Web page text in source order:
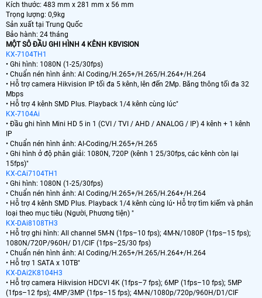
Kích thước: 483 mm x 281 mm x 56 mm
Trọng lượng: 0,9kg
Sản xuất tại Trung Quốc
Bảo hành: 24 tháng
MỘT SÔ ĐẦU GHI HÌNH 4 KÊNH KBVISION
KX-7104TH1
• Ghi hình: 1080N (1-25/30fps)
• Chuẩn nén hình ảnh: AI Coding/H.265+/H.265/H.264+/H.264
• Hỗ trợ camera Hikvision IP tối đa 5 kênh, lên đến 2Mp. Băng thông tối đa 32
Mbps
• Hỗ trợ 4 kênh SMD Plus. Playback 1/4 kênh cùng lúc"
KX-7104Ai
• Đầu ghi hình Mini HD 5 in 1 (CVI / TVI / AHD / ANALOG / IP) 4 kênh + 1 kênh
IP
• Chuẩn nén hình ảnh: AI-Coding/H.265+/H.265
• Ghi hình ở độ phân giải: 1080N, 720P (kênh 1 25/30fps, các kênh còn lại
15fps)"
KX-CAi7104TH1
• Ghi hình: 1080N (1-25/30fps)
• Chuẩn nén hình ảnh: AI Coding/H.265+/H.265/H.264+/H.264
• Hỗ trợ 4 kênh SMD Plus. Playback 1/4 kênh cùng lú• Hỗ trợ tìm kiếm và phân
loại theo mục tiêu (Người, Phương tiện) "
KX-DAi8108TH3
• Hỗ trợ ghi hình: All channel 5M-N (1fps–10 fps); 4M-N/1080P (1fps–15 fps);
1080N/720P/960H/ D1/CIF (1fps–25/30 fps)
• Chuẩn nén hình ảnh: AI Coding/H.265+/H.265/H.264+/H.264
• Hỗ trợ 1 SATA x 10TB"
KX-DAi2K8104H3
• Hỗ trợ camera Hikvision HDCVI 4K (1fps–7 fps); 6MP (1fps–10 fps); 5MP
(1fps–12 fps); 4MP/3MP (1fps–15 fps); 4M-N/1080p/720p/960H/D1/CIF